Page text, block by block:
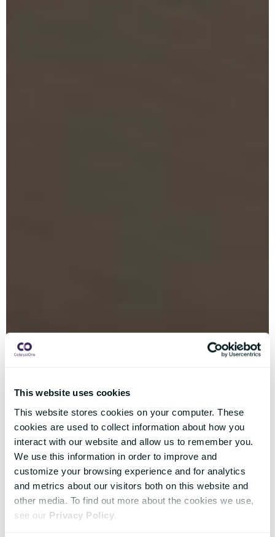
This website uses cookies
This website stores cookies on your computer. These
cookies are used to collect information about how you
interact with our website and allow us to remember you.
We use this information in order to improve and
customize your browsing experience and for analytics
and metrics about our visitors both on this website and
other media. To find out more about the cookies we use,
see our Privacy Policy